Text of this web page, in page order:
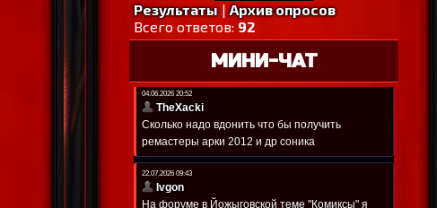
Результаты|Архив опросов
Всего ответов: 92
МИНИ-ЧАТ